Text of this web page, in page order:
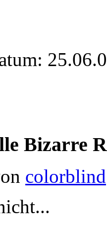
Bizarre
colorblind